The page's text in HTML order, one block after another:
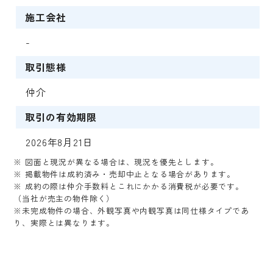
施工会社
-
取引態様
仲介
取引の有効期限
2026年8月21日
※ 図面と現況が異なる場合は、現況を優先とします。
※ 掲載物件は成約済み・売却中止となる場合があります。
※ 成約の際は仲介手数料とこれにかかる消費税が必要です。
（当社が売主の物件除く）
※未完成物件の場合、外観写真や内観写真は同仕様タイプであ
り、実際とは異なります。